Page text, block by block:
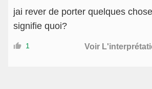
jai rever de porter quelques
signifie quoi?
1 Voir